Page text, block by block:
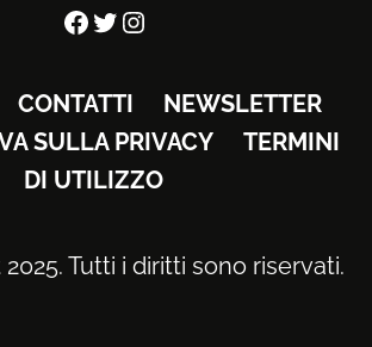
Facebook
Twitter
Instagram
CONTATTI
NEWSLETTER
SULLA PRIVACY
TERMINI
DI UTILIZZO
Tutti i diritti sono riservati.